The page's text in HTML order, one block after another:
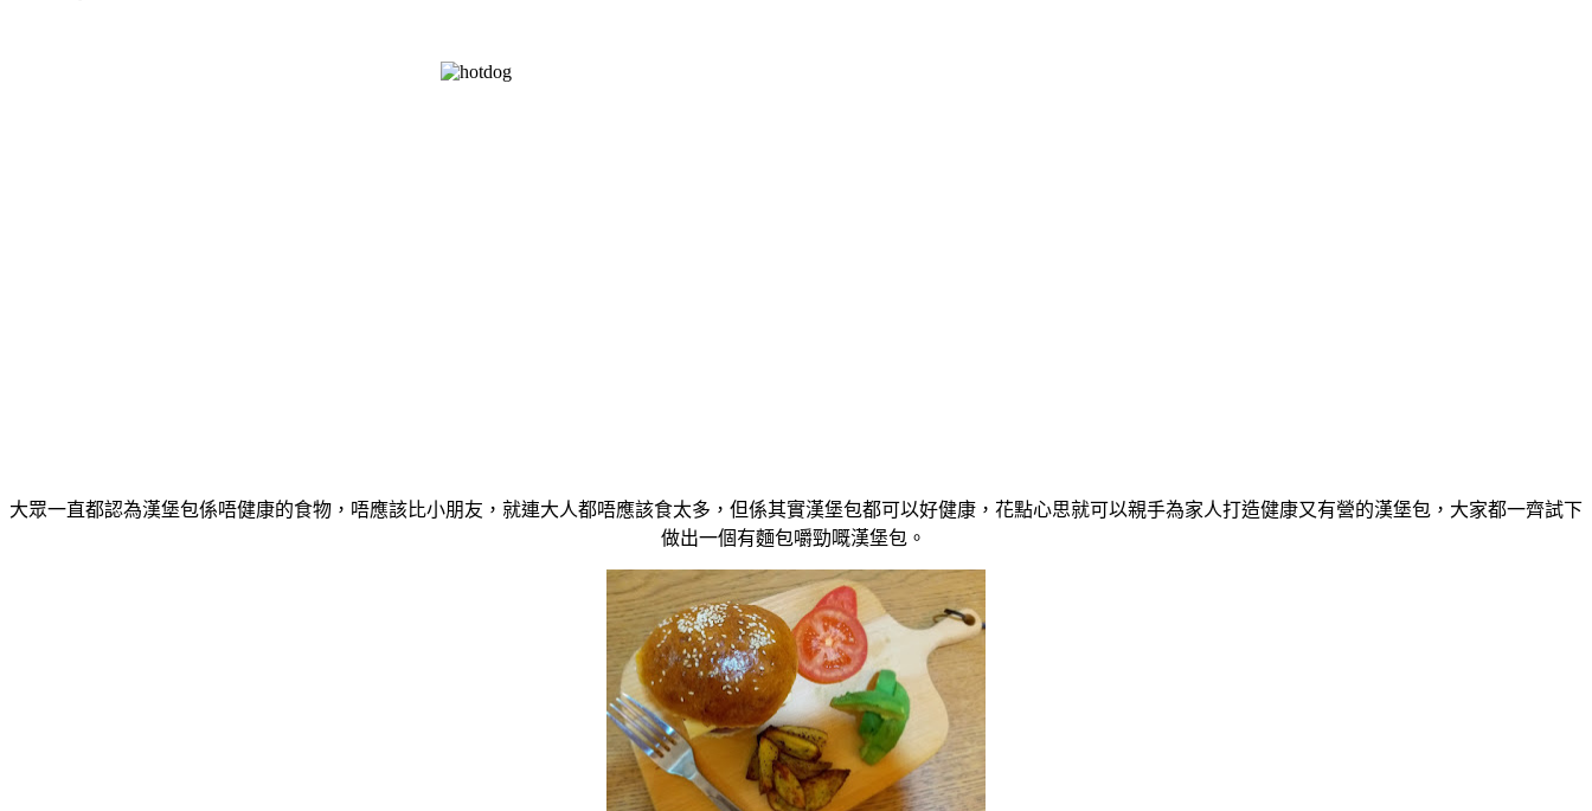
大眾一直都認為漢堡包係唔健康的食物，唔應該比小朋友，就連大人都唔應該食太多，但係其實漢堡包都可以好健康，花點心思就可以親手為家人打造健康又有營的漢堡包，大家都一齊試下
做出一個有麵包嚼勁嘅漢堡包。